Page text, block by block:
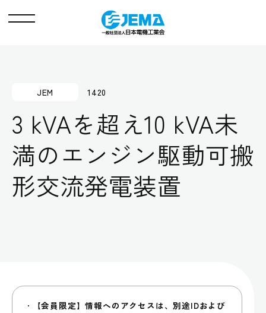
メ
JEM 1420
3 kVAを超え10 kVA未
満のエンジン駆動可搬
形交流発電装置
【会員限定】情報へのアクセスは、別途IDおよび